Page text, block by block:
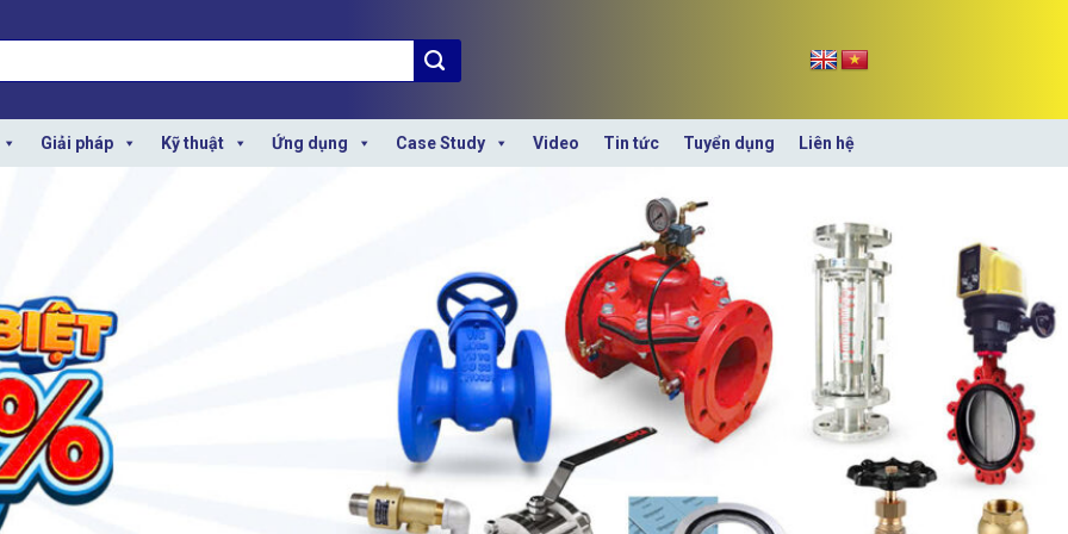
Giải pháp Kỹ thuật Ứng dụng Case Study Video Tin tức Tuyển dụng Liên hệ